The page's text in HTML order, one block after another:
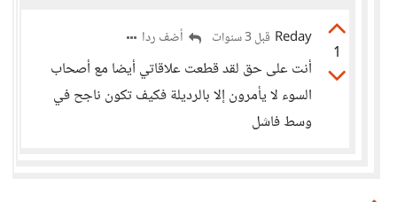
1
Reday قبل 3 سنوات أضف ردا
أنت على حق لقد قطعت علاقاتي أيضا مع أصحاب
السوء لا يأمرون إلا بالرديلة فكيف تكون ناجح في
وسط فاشل